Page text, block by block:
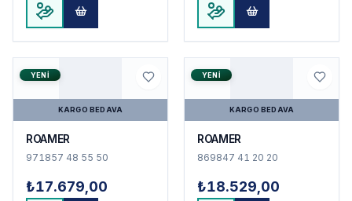
YENI
KARGO BEDAVA
ROAMER
971857 48 55 50
₺17.679,00
YENI
KARGO BEDAVA
ROAMER
869847 41 20 20
₺18.529,00